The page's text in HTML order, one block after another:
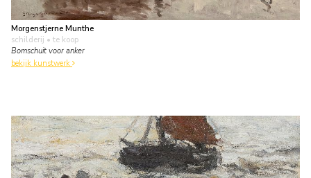
Morgenstjerne Munthe
schilderij • te koop
Bomschuit voor anker
bekijk kunstwerk